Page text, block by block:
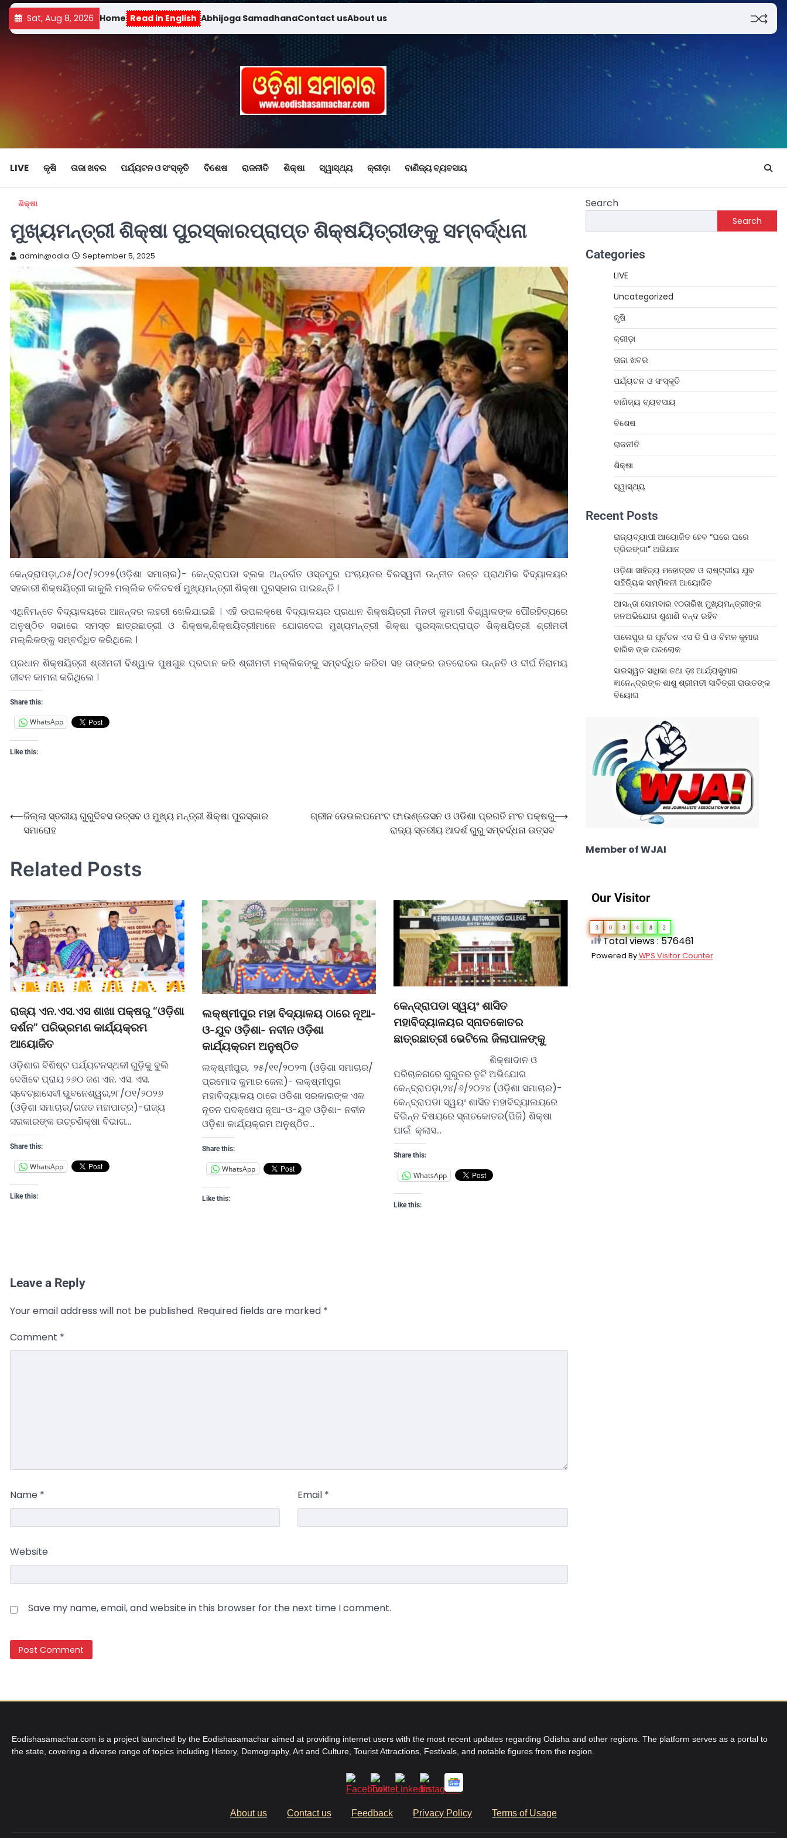
Sat, Aug 8, 2026 Home Read in English Abhijoga SamadhanaContact usAbout us
LIVE କୃଷି ତାଜା ଖବର ପର୍ଯ୍ୟଟନ ଓ ସଂସ୍କୃତି ବିଶେଷ ରାଜନୀତି ଶିକ୍ଷା ସ୍ୱାସ୍ଥ୍ୟ କ୍ରୀଡ଼ା ବାଣିଜ୍ୟ ବ୍ୟବସାୟ
ଶିକ୍ଷା
ମୁଖ୍ୟମନ୍ତ୍ରୀ ଶିକ୍ଷା ପୁରସ୍କାରପ୍ରାପ୍ତ ଶିକ୍ଷୟିତ୍ରୀଙ୍କୁ ସମ୍ବର୍ଦ୍ଧନା
admin@odia September 5, 2025
କେନ୍ଦ୍ରାପଡ଼ା,୦୫/୦୯/୨୦୨୫(ଓଡ଼ିଶା ସମାଚାର)- କେନ୍ଦ୍ରାପଡା ବ୍ଲକ ଅନ୍ତର୍ଗତ ଓସ୍ତପୁର ପଂଚାୟତର ବିରସ୍ୱତୀ ଉନ୍ନୀତ ଉଚ୍ଚ ପ୍ରାଥମିକ ବିଦ୍ୟାଳୟର
ସହକାରୀ ଶିକ୍ଷୟିତ୍ରୀ କାକୁଲି ମଲ୍ଲିକ ଚଳିତବର୍ଷ ମୁଖ୍ୟମନ୍ତ୍ରୀ ଶିକ୍ଷା ପୁରସ୍କାର ପାଇଛନ୍ତି ।
ଏଥିନିମନ୍ତେ ବିଦ୍ୟାଳୟରେ ଆନନ୍ଦର ଲହରୀ ଖେଳିଯାଇଛି । ଏହି ଉପଲକ୍ଷେ ବିଦ୍ୟାଳୟର ପ୍ରଧାନ ଶିକ୍ଷୟିତ୍ରୀ ମିନତୀ କୁମାରୀ ବିଶ୍ୱାଳଙ୍କ ପୌରହିତ୍ୟରେ
ଅନୁଷ୍ଠିତ ସଭାରେ ସମସ୍ତ ଛାତ୍ରଛାତ୍ରୀ ଓ ଶିକ୍ଷକ,ଶିକ୍ଷୟିତ୍ରୀମାନେ ଯୋଗଦେଇ ମୁଖ୍ୟମନ୍ତ୍ରୀ ଶିକ୍ଷା ପୁରସ୍କାରପ୍ରାପ୍ତ ଶିକ୍ଷୟିତ୍ରୀ ଶ୍ରୀମତୀ
ମଲ୍ଲିକଙ୍କୁ ସମ୍ବର୍ଦ୍ଧିତ କରିଥିଲେ ।
ପ୍ରଧାନ ଶିକ୍ଷୟିତ୍ରୀ ଶ୍ରୀମତୀ ବିଶ୍ୱାଳ ପୁଷଗୁଛ ପ୍ରଦାନ କରି ଶ୍ରୀମତୀ ମଲ୍ଲିକଙ୍କୁ ସମ୍ବର୍ଦ୍ଧିତ କରିବା ସହ ତାଙ୍କର ଉତରୋତର ଉନ୍ନତି ଓ ଦୀର୍ଘ ନିରାମୟ
ଜୀବନ କାମନା କରିଥିଲେ ।
Share this:
WhatsApp
Like this:
⟵ଜିଲ୍ଲା ସ୍ତରୀୟ ଗୁରୁଦିବସ ଉତ୍ସବ ଓ ମୁଖ୍ୟ ମନ୍ତ୍ରୀ ଶିକ୍ଷା ପୁରସ୍କାର
ସମାରୋହ
ଗ୍ରୀନ ଡେଭଲପମେଂଟ ଫାଉଣ୍ଡେସନ ଓ ଓଡିଶା ପ୍ରଗତି ମଂଚ ପକ୍ଷରୁ
ରାଜ୍ୟ ସ୍ତରୀୟ ଆଦର୍ଶ ଗୁରୁ ସମ୍ବର୍ଦ୍ଧନା ଉତ୍ସବ
⟶
Related Posts
ରାଜ୍ୟ ଏନ.ଏସ.ଏସ ଶାଖା ପକ୍ଷରୁ “ଓଡ଼ିଶା
ଦର୍ଶନ” ପରିଭ୍ରମଣ କାର୍ଯ୍ୟକ୍ରମ
ଆୟୋଜିତ
ଓଡ଼ିଶାର ବିଶିଷ୍ଟ ପର୍ଯ୍ୟଟନସ୍ଥଳୀ ଗୁଡ଼ିକୁ ବୁଲି
ଦେଖିବେ ପ୍ରାୟ ୨୬୦ ଜଣ ଏନ. ଏସ. ଏସ.
ସ୍ବେଚ୍ଛାସେବୀ ଭୁବନେଶ୍ୱର,୨୮/୦୧/୨୦୨୬
(ଓଡ଼ିଶା ସମାଚାର/ରଜତ ମହାପାତ୍ର)-ରାଜ୍ୟ
ସରକାରଙ୍କ ଉଚ୍ଚଶିକ୍ଷା ବିଭାଗ…
Share this:
WhatsApp
Like this:
ଲକ୍ଷ୍ମୀପୁର ମହା ବିଦ୍ୟାଳୟ ଠାରେ ନୂଆ-
ଓ-ଯୁବ ଓଡ଼ିଶା- ନବୀନ ଓଡ଼ିଶା
କାର୍ଯ୍ୟକ୍ରମ ଅନୁଷ୍ଠିତ
ଲକ୍ଷ୍ମୀପୁର, ୨୫/୧୧/୨୦୨୩ (ଓଡ଼ିଶା ସମାଚାର/
ପ୍ରମୋଦ କୁମାର ଜେନା)- ଲକ୍ଷ୍ମୀପୁର
ମହାବିଦ୍ୟାଳୟ ଠାରେ ଓଡିଶା ସରକାରଙ୍କ ଏକ
ନୂତନ ପଦକ୍ଷେପ ନୂଆ-ଓ-ଯୁବ ଓଡ଼ିଶା- ନବୀନ
ଓଡ଼ିଶା କାର୍ଯ୍ୟକ୍ରମ ଅନୁଷ୍ଠିତ…
Share this:
WhatsApp
Like this:
କେନ୍ଦ୍ରାପଡା ସ୍ୱୟଂ ଶାସିତ
ମହାବିଦ୍ୟାଳୟର ସ୍ନାତକୋତର
ଛାତ୍ରଛାତ୍ରୀ ଭେଟିଲେ ଜିଲାପାଳଙ୍କୁ
ଶିକ୍ଷାଦାନ ଓ
ପରିଚାଳନାରେ ଗୁରୁତର ତୃଟି ଅଭିଯୋଗ
କେନ୍ଦ୍ରାପଡ଼ା,୨୪/୬/୨୦୨୪ (ଓଡ଼ିଶା ସମାଚାର)-
କେନ୍ଦ୍ରାପଡା ସ୍ୱୟଂ ଶାସିତ ମହାବିଦ୍ୟାଲୟରେ
ବିଭିନ୍ନ ବିଷୟରେ ସ୍ନାତକୋତର(ପିଜି) ଶିକ୍ଷା
ପାଇଁ କ୍ଲାସ…
Share this:
WhatsApp
Like this:
Leave a Reply
Your email address will not be published. Required fields are marked *
Comment *
Name * Email *
Website
Save my name, email, and website in this browser for the next time I comment.
Search
Search
Categories
LIVE
Uncategorized
କୃଷି
କ୍ରୀଡ଼ା
ତାଜା ଖବର
ପର୍ଯ୍ୟଟନ ଓ ସଂସ୍କୃତି
ବାଣିଜ୍ୟ ବ୍ୟବସାୟ
ବିଶେଷ
ରାଜନୀତି
ଶିକ୍ଷା
ସ୍ୱାସ୍ଥ୍ୟ
Recent Posts
ରାଜ୍ୟବ୍ୟାପୀ ଆୟୋଜିତ ହେବ “ଘରେ ଘରେ
ତ୍ରିରଙ୍ଗା” ଅଭିଯାନ
ଓଡ଼ିଶା ସାହିତ୍ୟ ମହୋତ୍ସବ ଓ ରାଷ୍ଟ୍ରୀୟ ଯୁବ
ସାହିତ୍ୟିକ ସମ୍ମିଳନୀ ଆୟୋଜିତ
ଆସନ୍ତା ସୋମବାର ୧୦ତାରିଖ ମୁଖ୍ୟମନ୍ତ୍ରୀଙ୍କ
ଜନଅଭିଯୋଗ ଶୁଣାଣି ବନ୍ଦ ରହିବ
ସାଲେପୁର ର ପୂର୍ବତନ ଏସ ଡି ପି ଓ ବିମଳ କୁମାର
ବାରିକ ଙ୍କ ପରଲୋକ
ସାରସ୍ୱତ ସାଧିକା ତଥା ଡ଼ଃ ଆର୍ଯ୍ୟକୁମାର
ଜ୍ଞାନେନ୍ଦ୍ରଙ୍କ ଶାଶୁ ଶ୍ରୀମତୀ ସାବିତ୍ରୀ ରାଉତଙ୍କ
ବିୟୋଗ
Member of WJAI
Our Visitor
3 0 3 4 8 2
Total views : 576461
Powered ByWPS Visitor Counter
Eodishasamachar.com is a project launched by the Eodishasamachar aimed at providing internet users with the most recent updates regarding Odisha and other regions. The platform serves as a portal to
the state, covering a diverse range of topics including History, Demography, Art and Culture, Tourist Attractions, Festivals, and notable figures from the region.
About us Contact us Feedback Privacy Policy Terms of Usage